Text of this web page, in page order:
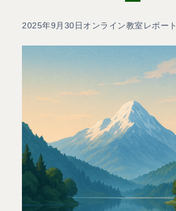
2025年9月30日オンライン教室レポート